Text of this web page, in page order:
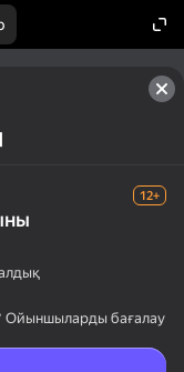
12+
Ойыншыларды бағалау